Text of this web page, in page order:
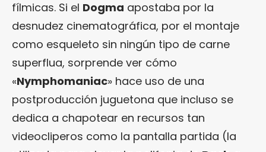
fílmicas. Si el Dogma apostaba por la
desnudez cinematográfica, por el montaje
como esqueleto sin ningún tipo de carne
superflua, sorprende ver cómo
«Nymphomaniac» hace uso de una
postproducción juguetona que incluso se
dedica a chapotear en recursos tan
videocliperos como la pantalla partida (la